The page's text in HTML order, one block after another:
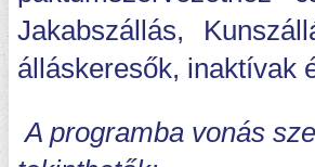
Jakabszállás,
álláskeresők, inaktívak
A programba vonás